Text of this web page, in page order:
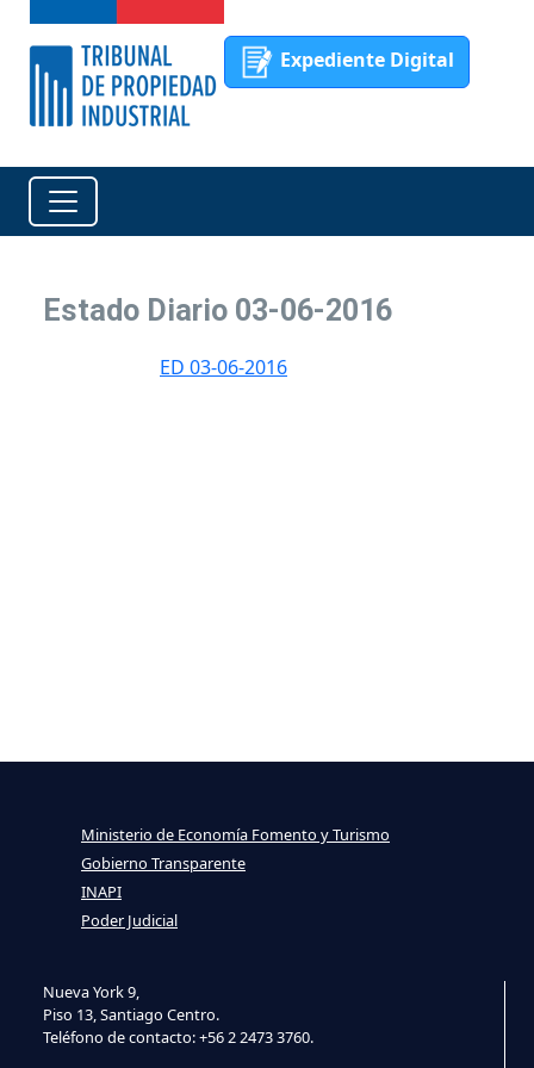
Expediente Digital
Estado Diario 03-06-2016
ED 03-06-2016
Nueva York 9,
Piso 13, Santiago Centro.
Teléfono de contacto: +56 2 2473 3760.
Ministerio de Economía Fomento y Turismo
Gobierno Transparente
INAPI
Poder Judicial